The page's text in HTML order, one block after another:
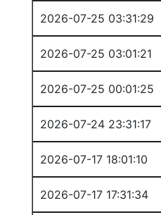
2026-07-25 03:31:29
2026-07-25 03:01:21
2026-07-25 00:01:25
2026-07-24 23:31:17
2026-07-17 18:01:10
2026-07-17 17:31:34